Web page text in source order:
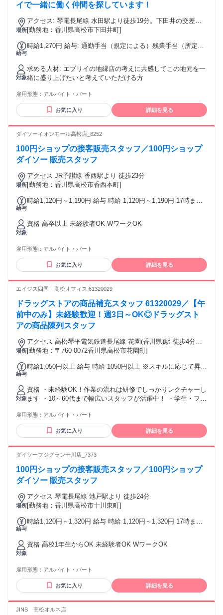
イで一緒に働く仲間を探しています！
場所
アクセス: 琴電長尾線 水田駅より徒歩19分。下田井の交差点
近く 車・バイク通勤ＯＫ
[勤務地：香川県高松市下田井町]
給与
時給1,270円 給与: 通勤手当（規定による）残業手当（所定時
対象
求める人材: エブリイの地縁店の考えに共感してこの地元を一
緒に盛り上げたいと考えていただける方
雇用形態： アルバイト・パート
お気に入り 詳細を見る
ダイソーイオンモール高松店_8252
100円ショップの接客販売スタッフ／100円ショップ
ダイソー 販売スタッフ
場所
アクセス JR予讃線 香西駅より 徒歩23分
[勤務地：香川県高松市香西本町]
給与
時給1,120円～1,190円 給与 時給 1,120円～1,190円 17時まで
対象
資格 高卒以上 未経験者OK WワークOK
雇用形態： アルバイト・パート
お気に入り 詳細を見る
エイジス四国 高松オフィス 61320029
ドラッグストアの商品補充スタッフ 61320029／【午
前中のみ】未経験歓迎！週3日～OK◎ドラッグスト
アの商品陳列スタッフ
場所
アクセス 高松琴平電気鉄道長尾線 花園(香川県)駅 徒歩4分★
マイカー通勤可能
[勤務地：〒760-0072香川県高松市花園町]
給与
時給1,050円以上 給与 時給 1050円以上 ※スキルに応じて昇給
1．2路線利用出来る場合は安い路線運賃が適用されます。
2．交通系IC カード利用時の運賃が適用されます。 【マイカ
―通勤】 自宅から店舗までの最短距離をルート検索して1km
あたり15円の燃料費をお支払いしています。
対象
資格 ・未経験OK！作業の流れは研修でしっかりレクチャーし
ます ・10～60代まで幅広いスタッフが活躍中！ ・学生・フリ
のご応募もOK◎
雇用形態： アルバイト・パート
お気に入り 詳細を見る
ダイソーフジグラン十川店_7373
100円ショップの接客販売スタッフ／100円ショップ
ダイソー 販売スタッフ
場所
アクセス 琴電長尾線 池戸駅より 徒歩24分
[勤務地：香川県高松市十川東町]
給与
時給1,120円～1,320円 給与 時給 1,120円～1,320円 17時まで
1270円 土日祝7:00から8:30まで1320円
対象
資格 高校1年生からOK 未経験者OK WワークOK
雇用形態： アルバイト・パート
お気に入り 詳細を見る
JINS 高松オルネ店